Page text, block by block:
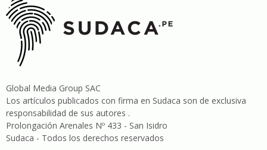
Global Media Group SAC
Los artículos publicados con firma en Sudaca son de exclusiva
responsabilidad de sus autores .
Prolongación Arenales Nº 433 - San Isidro
Sudaca - Todos los derechos reservados